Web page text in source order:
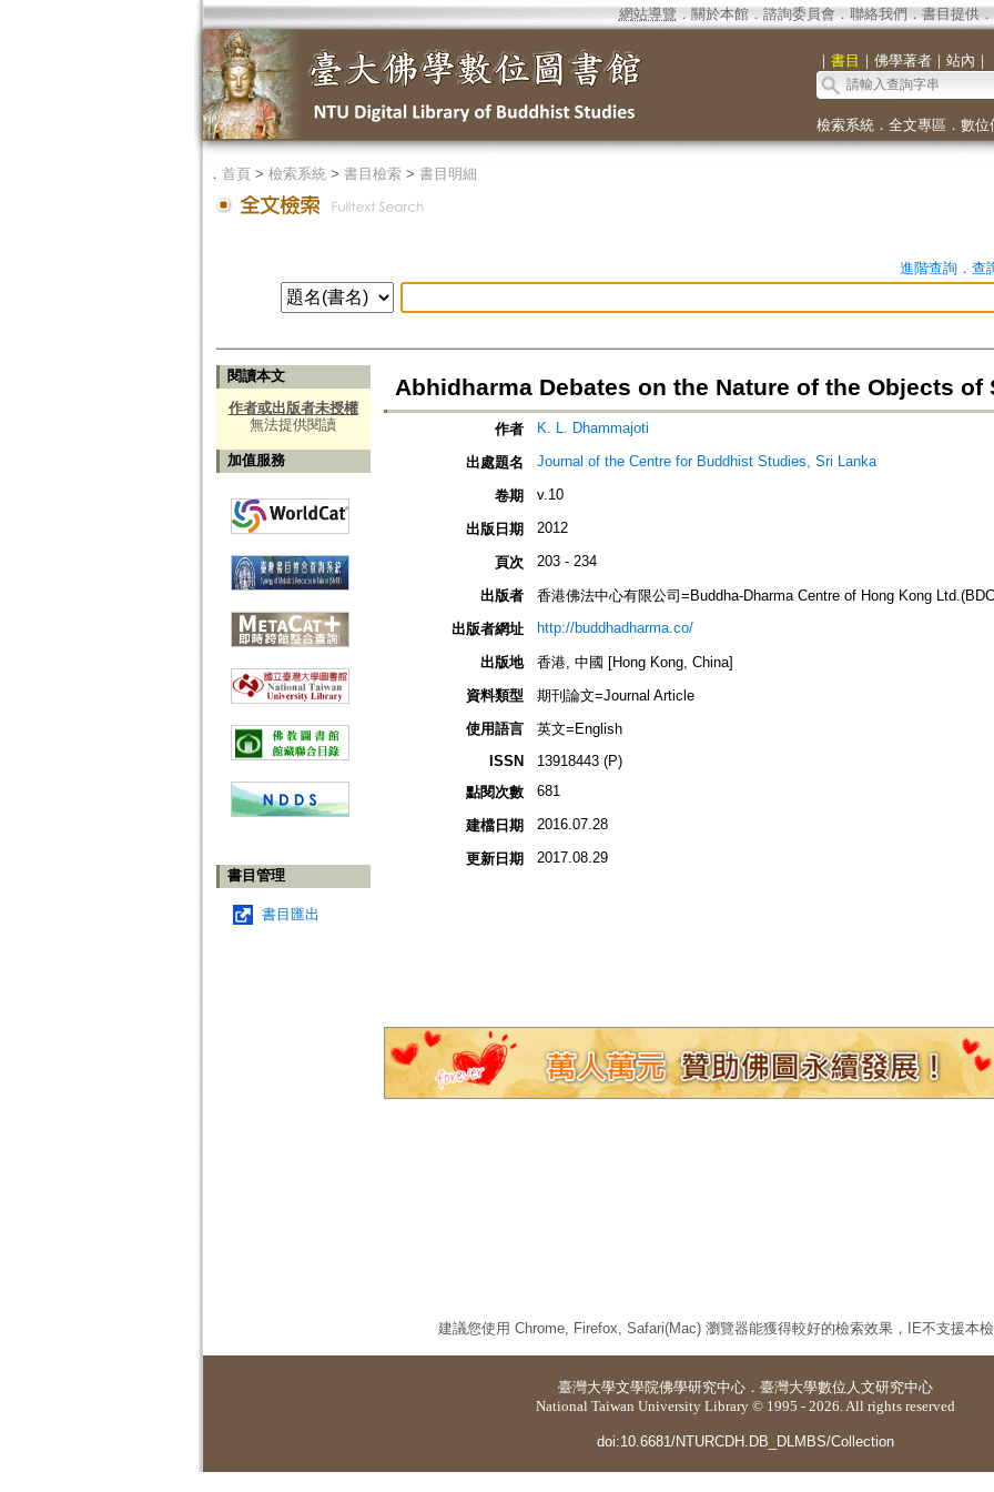
網站導覽 ． 關於本館． 諮詢委員會． 聯絡我們 ． 書目提供．
｜ 書目 ｜ 佛學著者｜ 站內 ｜
檢索系統． 全文專區 ． 數位
． 首頁> 檢索系統> 書目檢索> 書目明細
進階查詢． 查
閱讀本文
作者或出版者未授權
無法提供閱讀
加值服務
書目管理
書目匯出
Abhidharma Debates on the Nature of the Objects of
作者 K. L. Dhammajoti
出處題名 Journal of the Centre for Buddhist Studies, Sri Lanka
卷期 v.10
出版日期 2012
頁次 203 - 234
出版者
香港佛法中心有限公司=Buddha-Dharma Centre of Hong Kong
出版者網址
http://buddhadharma.co/
出版地
香港, 中國 [Hong Kong, China]
資料類型
期刊論文=Journal Article
使用語言
英文=English
ISSN
13918443 (P)
點閱次數
681
建檔日期 2016.07.28
更新日期 2017.08.29
建議您使用 Chrome, Firefox, Safari(Mac) 瀏覽器能獲得較好的檢索效果，IE不支援本
臺灣大學文學院佛學研究中心 ． 臺灣大學數位人文研究中心
National Taiwan University Library © 1995 - 2026. All rights reserved
doi:10.6681/NTURCDH.DB_DLMBS/Collection